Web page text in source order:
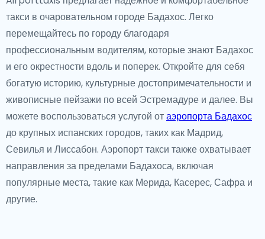
такси в очаровательном городе Бадахос. Легко
перемещайтесь по городу благодаря
профессиональным водителям, которые знают Бадахос
и его окрестности вдоль и поперек. Откройте для себя
богатую историю, культурные достопримечательности и
живописные пейзажи по всей Эстремадуре и далее. Вы
можете воспользоваться услугой отаэропорта Бадахос
до крупных испанских городов, таких как Мадрид,
Севилья и Лиссабон. Аэропорт такси также охватывает
направления за пределами Бадахоса, включая
популярные места, такие как Мерида, Касерес, Сафра и
другие.